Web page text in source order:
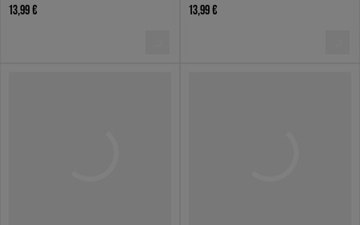
13,99 € 13,99 €